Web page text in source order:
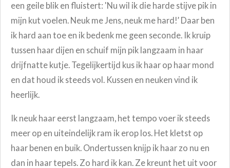
een geile blik en fluistert: 'Nu wil ik die harde stijve pik in
mijn kut voelen. Neuk me Jens, neuk me hard!’ Daar ben
ik hard aan toe en ik bedenk me geen seconde. Ik kruip
tussen haar dijen en schuif mijn pik langzaam in haar
drijfnatte kutje. Tegelijkertijd kus ik haar op haar mond
en dat houd ik steeds vol. Kussen en neuken vind ik
heerlijk.
Ik neuk haar eerst langzaam, het tempo voer ik steeds
meer op en uiteindelijk ram ik erop los. Het kletst op
haar benen en buik. Ondertussen knijp ik haar zo nu en
dan in haar tepels. Zo hard ik kan. Ze kreunt het uit voor